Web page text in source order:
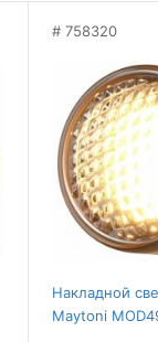
758320
Накладной
Maytoni